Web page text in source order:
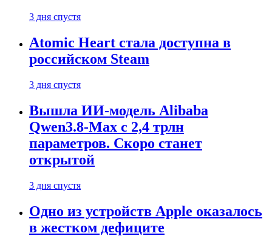
3 дня спустя
Atomic Heart стала доступна в
российском Steam
3 дня спустя
Вышла ИИ-модель Alibaba
Qwen3.8-Max с 2,4 трлн
параметров. Скоро станет
открытой
3 дня спустя
Одно из устройств Apple оказалось
в жестком дефиците